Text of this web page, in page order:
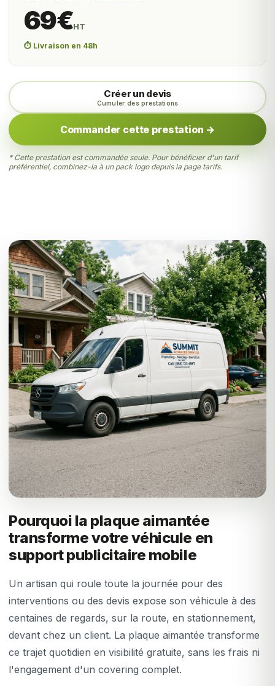
69€HT
⏱️ Livraison en 48h
Créer un devis
Cumuler des prestations
Commander cette prestation →
* Cette prestation est commandée seule. Pour bénéficier d'un tarif
préférentiel, combinez-la à un pack logo depuis la page tarifs.
Pourquoi la plaque aimantée
transforme votre véhicule en
support publicitaire mobile
Un artisan qui roule toute la journée pour des
interventions ou des devis expose son véhicule à des
centaines de regards, sur la route, en stationnement,
devant chez un client. La plaque aimantée transforme
ce trajet quotidien en visibilité gratuite, sans les frais ni
l'engagement d'un covering complet.